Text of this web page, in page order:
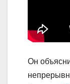
Он